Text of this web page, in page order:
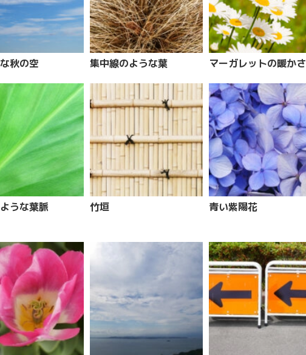
秋の空 集中線のような葉 マーガレットの暖かさ
うな葉脈 竹垣 青い紫陽花